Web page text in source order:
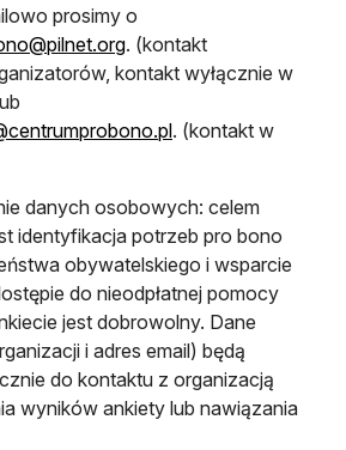
prosimy o
otwiera się w nowej
. (kontakt
kontakt wyłącznie w
otwiera się w
. (kontakt w
danych osobowych: celem
identyfikacja potrzeb pro bono
obywatelskiego i wsparcie
do nieodpłatnej pomocy
jest dobrowolny. Dane
i adres email) będą
do kontaktu z organizacją
wyników ankiety lub nawiązania